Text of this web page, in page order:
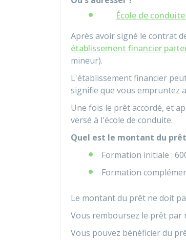
École de
Après avoir signé le contrat
établissement financier
mineur).
L'établissement financier
signifie que vous empruntez
Une fois le prêt accordé, et
versé à l'école de conduite.
Quel est le montant du
Formation initiale :
Formation
Le montant du prêt ne doit
Vous remboursez le prêt par
Vous pouvez bénéficier du